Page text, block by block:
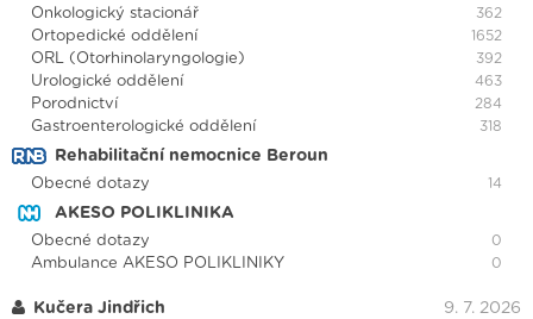
Onkologický stacionář 362
Ortopedické oddělení 1652
ORL (Otorhinolaryngologie) 392
Urologické oddělení 463
Porodnictví 284
Gastroenterologické oddělení 318
Rehabilitační nemocnice Beroun
Obecné dotazy 14
AKESO POLIKLINIKA
Obecné dotazy 0
Ambulance AKESO POLIKLINIKY 0
Kučera Jindřich 9. 7. 2026